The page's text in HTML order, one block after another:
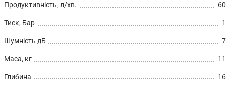
Продуктивність, л/хв.
Тиск, Бар
Шумність дБ
Маса, кг
Глибина